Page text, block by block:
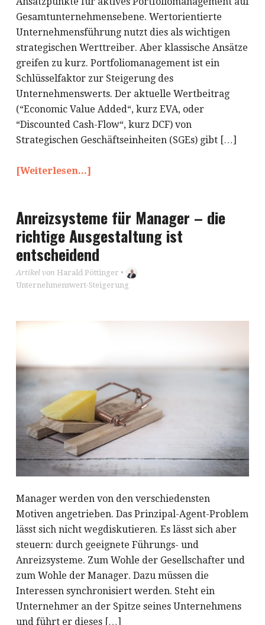
Gesamtunternehmensebene. Wertorientierte
Unternehmensführung nutzt dies als wichtigen
strategischen Werttreiber. Aber klassische Ansätze
greifen zu kurz. Portfoliomanagement ist ein
Schlüsselfaktor zur Steigerung des
Unternehmenswerts. Der aktuelle Wertbeitrag
(“Economic Value Added“, kurz EVA, oder
“Discounted Cash-Flow“, kurz DCF) von
Strategischen Geschäftseinheiten (SGEs) gibt […]
[Weiterlesen...]
Anreizsysteme für Manager – die
richtige Ausgestaltung ist
entscheidend
Artikel von Harald Pöttinger •
Unternehmenswert-Steigerung
Manager werden von den verschiedensten
Motiven angetrieben. Das Prinzipal-Agent-Problem
lässt sich nicht wegdiskutieren. Es lässt sich aber
steuern: durch geeignete Führungs- und
Anreizsysteme. Zum Wohle der Gesellschafter und
zum Wohle der Manager. Dazu müssen die
Interessen synchronisiert werden. Steht ein
Unternehmer an der Spitze seines Unternehmens
und führt er dieses […]